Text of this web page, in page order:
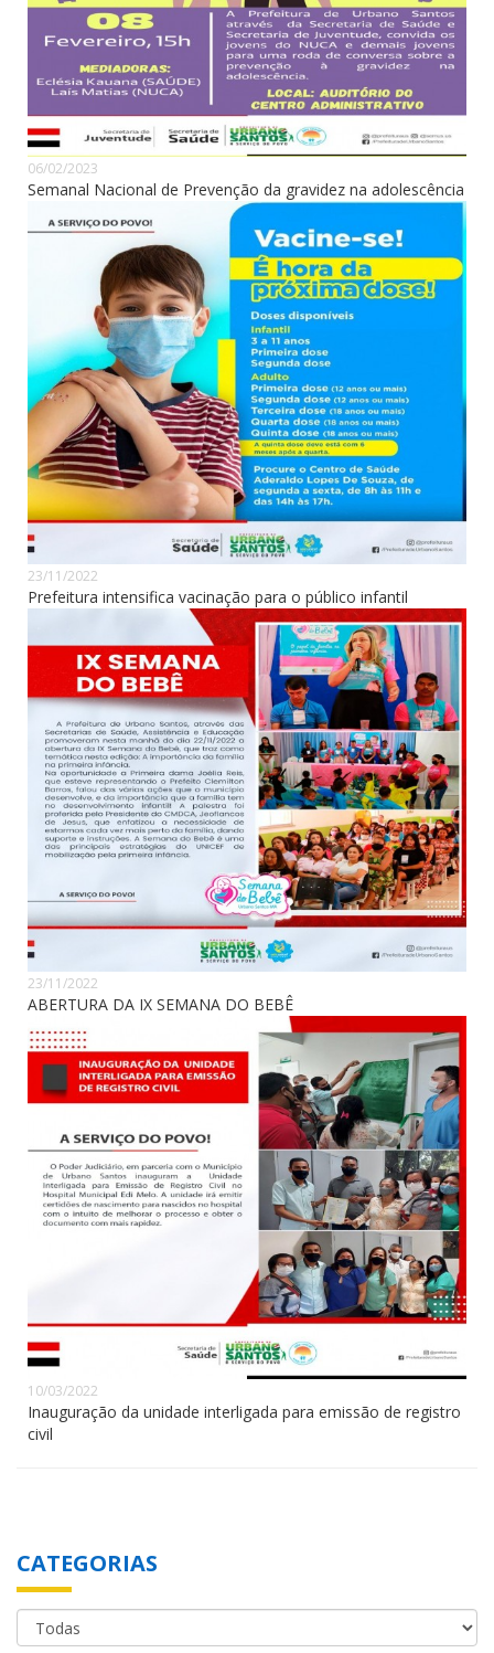
06/02/2023
Semanal Nacional de Prevenção da gravidez na adolescência
23/11/2022
Prefeitura intensifica vacinação para o público infantil
23/11/2022
ABERTURA DA IX SEMANA DO BEBÊ
10/03/2022
Inauguração da unidade interligada para emissão de registro
civil
CATEGORIAS